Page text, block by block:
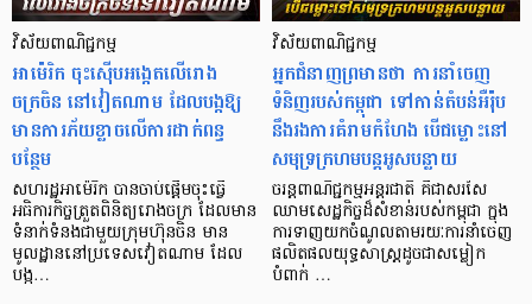
វិស័យពាណិជ្ជកម្ម
អាម៉េរិក ចុះស៊ើបអង្កេតលើរោង
ចក្រចិន នៅវៀតណាម ដែលបង្កឱ្យ
មានការភ័យខ្លាចលើការដាក់ពន្ធ
បន្ថែម
សហរដ្ឋអាម៉េរិក បាន​ចាប់ផ្តើមចុះធ្វើ
អធិការកិច្ចត្រួតពិនិត្យរោងចក្រ ដែលមាន
ទំនាក់ទំនងជាមួយក្រុមហ៊ុនចិន​ មាន
មូលដ្ឋាននៅប្រទេសវៀតណាម ដែល​
បង្ក…
វិស័យពាណិជ្ជកម្ម
អ្នកជំនាញព្រមានថា ការនាំចេញ
ទំនិញរបស់កម្ពុជា ទៅកាន់តំបន់អឺរ៉ុប
នឹងរងការគំរាមកំហែង បើជម្លោះនៅ
សមុទ្រក្រហមបន្តអូសបន្លាយ
ចរន្តពាណិជ្ជកម្មអន្តរជាតិ គឺជាសរសៃ
ឈាមសេដ្ឋកិច្ចដ៏សំខាន់របស់កម្ពុជា ក្នុង
ការទាញយកចំណូលតាមរយៈការនាំចេញ
ផលិតផលយុទ្ធសាស្ត្រដូចជាសម្លៀក
បំពាក់ …